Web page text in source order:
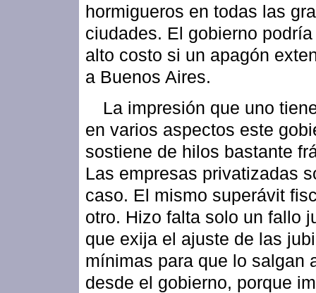
hormigueros en todas las
ciudades. El gobierno
alto costo si un apagón
a Buenos Aires.
La impresión que uno
en varios aspectos este
sostiene de hilos bastante
Las empresas privatizadas
caso. El mismo superávit
otro. Hizo falta solo un fallo
que exija el ajuste de las
mínimas para que lo salgan
desde el gobierno, porque